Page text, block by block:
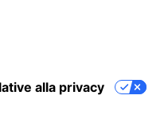
alla privacy